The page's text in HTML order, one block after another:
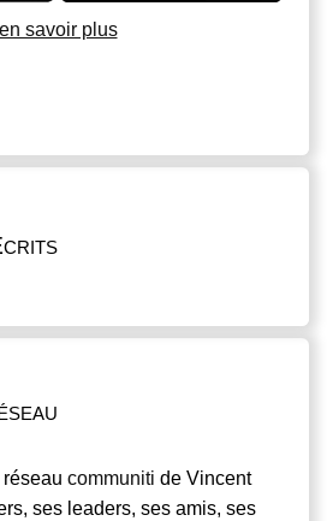
en savoir plus
communiti de Vincent
ses leaders, ses amis, ses